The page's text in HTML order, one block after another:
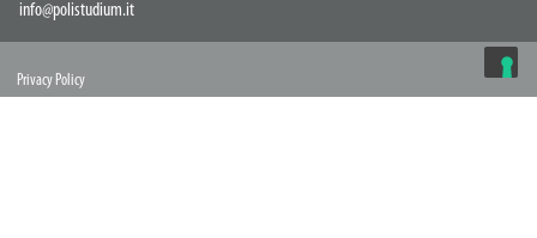
info@polistudium.it
Privacy Policy